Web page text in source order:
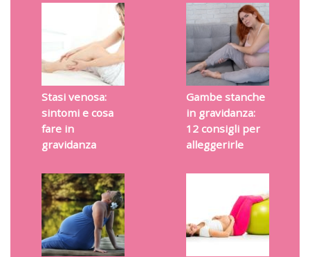
Stasi venosa:
sintomi e cosa
fare in
gravidanza
Gambe stanche
in gravidanza:
12 consigli per
alleggerirle